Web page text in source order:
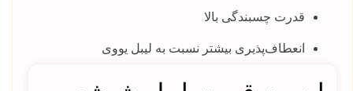
قدرت چسبندگی بالا
انعطاف‌پذیری بیشتر نسبت به لیبل یووی